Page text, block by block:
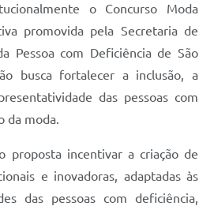
o Concurso Moda
promovida pela Secretaria de
Pessoa com Deficiência de São
busca fortalecer a inclusão, a
das pessoas com
da moda.
proposta incentivar a criação de
e inovadoras, adaptadas às
das pessoas com deficiência,